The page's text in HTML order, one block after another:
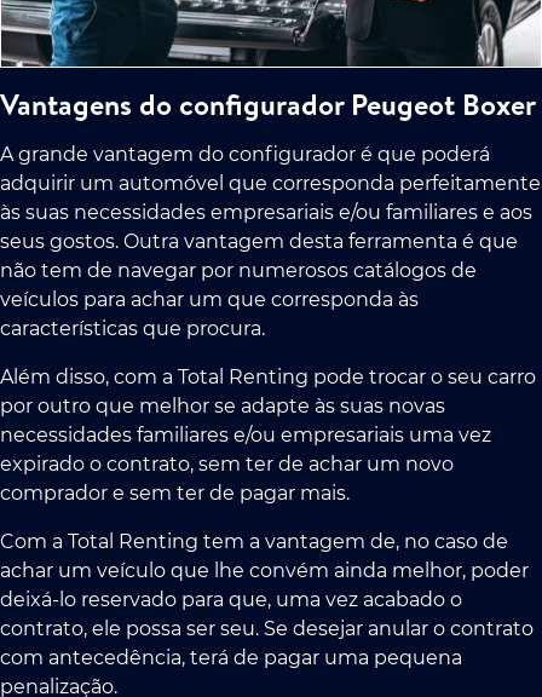
Vantagens do configurador Peugeot Boxer
A grande vantagem do configurador é que poderá
adquirir um automóvel que corresponda perfeitamente
às suas necessidades empresariais e/ou familiares e aos
seus gostos. Outra vantagem desta ferramenta é que
não tem de navegar por numerosos catálogos de
veículos para achar um que corresponda às
características que procura.
Além disso, com a Total Renting pode trocar o seu carro
por outro que melhor se adapte às suas novas
necessidades familiares e/ou empresariais uma vez
expirado o contrato, sem ter de achar um novo
comprador e sem ter de pagar mais.
Com a Total Renting tem a vantagem de, no caso de
achar um veículo que lhe convém ainda melhor, poder
deixá-lo reservado para que, uma vez acabado o
contrato, ele possa ser seu. Se desejar anular o contrato
com antecedência, terá de pagar uma pequena
penalização.